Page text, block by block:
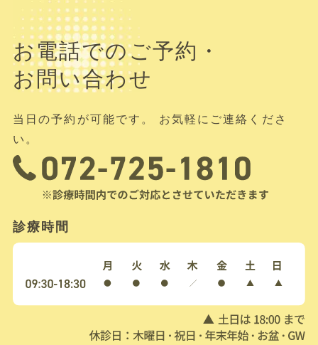
お電話でのご予約・
お問い合わせ
当日の予約が可能です。 お気軽にご連絡くださ
い。
診療時間